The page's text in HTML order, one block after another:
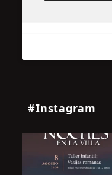
#Instagram